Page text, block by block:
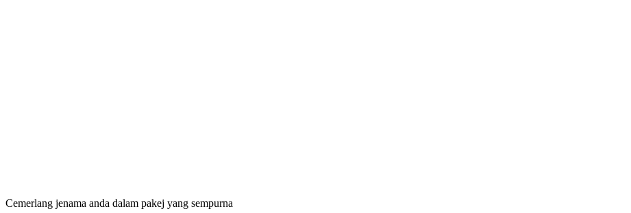
Cemerlang jenama anda dalam pakej yang sempurna